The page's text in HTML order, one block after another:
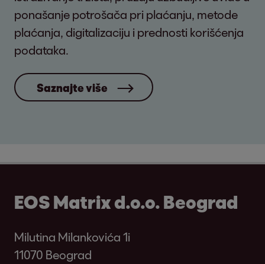
ponašanje potrošača pri plaćanju, metode
plaćanja, digitalizaciju i prednosti korišćenja
podataka.
Saznajte više
EOS Matrix d.o.o. Beograd
Milutina Milankovića 1i
11070 Beograd